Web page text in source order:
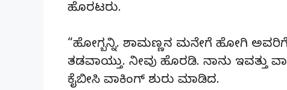
ಹೊರಟರು.
“ಹೋಗ್ಬನ್ನಿ. ಶಾಮಣ್ಣನ ಮನೇಗೆ ಹೋಗಿ
ತಡವಾಯ್ತು. ನೀವು ಹೊರಡಿ. ನಾನು ಇವತ್ತು
ಕೈಬೀಸಿ ವಾಕಿಂಗ್ ಶುರು ಮಾಡಿದ.